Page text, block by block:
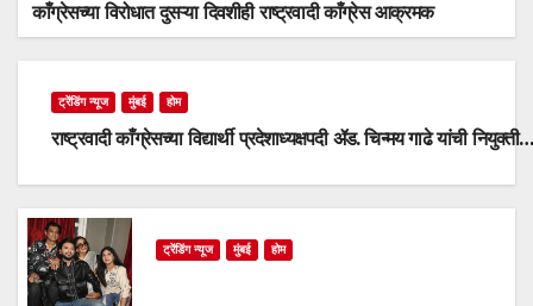
काँग्रेसच्या विरोधात दुसऱ्या दिवशीही राष्ट्रवादी काँग्रेस आक्रमक
ट्रेंडिंग न्यूज मुंबई होम
राष्ट्रवादी काँग्रेसच्या विद्यार्थी प्रदेशाध्यक्षपदी ॲड. चिन्मय गाढे यांची नियुक्ती…
ट्रेंडिंग न्यूज मुंबई होम